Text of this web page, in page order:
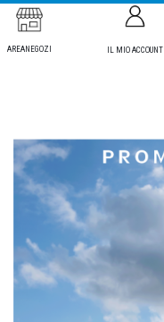
AREANEGOZI IL MIO ACCOUNT